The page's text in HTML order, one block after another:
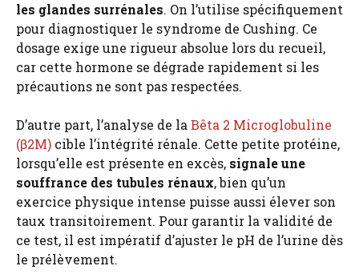
les glandes surrénales. On l’utilise spécifiquement
pour diagnostiquer le syndrome de Cushing. Ce
dosage exige une rigueur absolue lors du recueil,
car cette hormone se dégrade rapidement si les
précautions ne sont pas respectées.
D’autre part, l’analyse de laBêta 2 Microglobuline
(β2M) cible l’intégrité rénale. Cette petite protéine,
lorsqu’elle est présente en excès, signale une
souffrance des tubules rénaux, bien qu’un
exercice physique intense puisse aussi élever son
taux transitoirement. Pour garantir la validité de
ce test, il est impératif d’ajuster le pH de l’urine dès
le prélèvement.